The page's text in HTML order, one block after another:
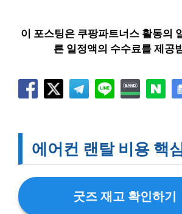
이 포스팅은 쿠팡파트너스 활동의
른 일정액의 수수료를 제공
에어컨 랜탈 비용 핵
굿즈 재고 확인하기